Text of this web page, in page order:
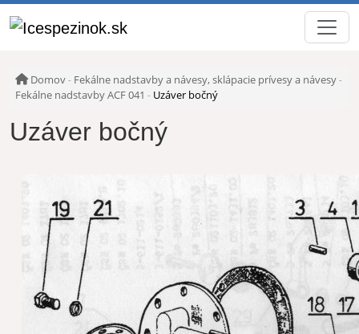
Domov - Fekálne nadstavby a návesy, sklápacie prívesy a návesy -
Fekálne nadstavby ACF 041 - Uzáver bočný
Uzáver bočný